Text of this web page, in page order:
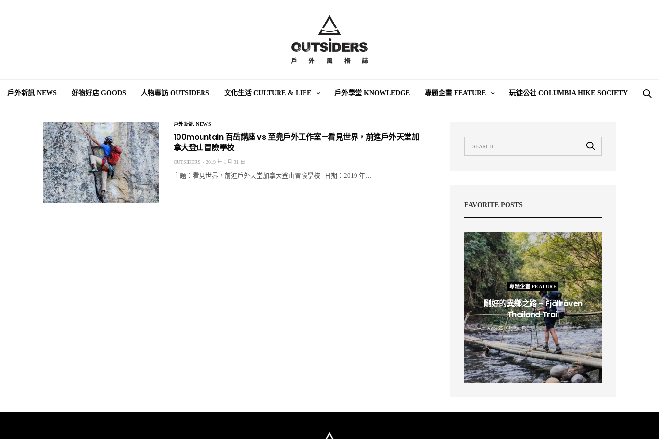
戶外新訊 NEWS 好物好店 GOODS 人物專訪 OUTSIDERS 文化生活 CULTURE & LIFE 戶外學堂 KNOWLEDGE 專題企畫 FEATURE 玩徒公社 COLUMBIA HIKE SOCIETY
戶外新訊 NEWS
100mountain 百岳講座 vs 至堯戶外工作室—看見世界，前進戶外天堂加
拿大登山冒險學校
OUTSIDERS 2019 年 1 月 31 日
主題：看見世界，前進戶外天堂加拿大登山冒險學校 日期：2019 年…
FAVORITE POSTS
專題企畫 FEATURE
剛好的異鄉之路 – Fjällräven
Thailand Trail
B 2019 年 2 月 12 日